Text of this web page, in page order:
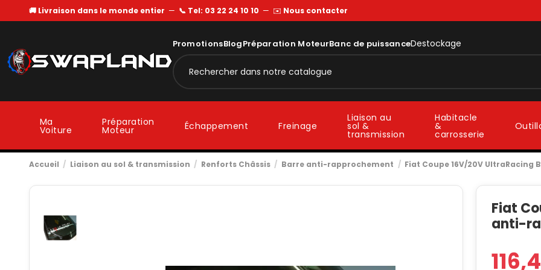
🚚 Livraison dans le monde entier — 📞 Tel: 03 22 24 10 10 — ✉️ Nous contacter
PromotionsBlogPréparation MoteurBanc de puissanceDestockage
Ma
Voiture
Préparation
Moteur Échappement Freinage
Liaison au
sol &
transmission
Habitacle
&
carrosserie
Accueil Liaison au sol & transmission Renforts Châssis Barre anti-rapprochement Fiat Coupe 16V/20V
Fiat
anti-